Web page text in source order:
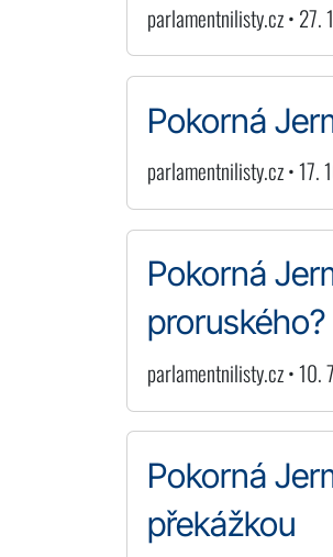
parlamentnilisty.cz •
Pokorná
parlamentnilisty.cz • 17.
Pokorná
proruského?
parlamentnilisty.cz •
Pokorná
překážkou